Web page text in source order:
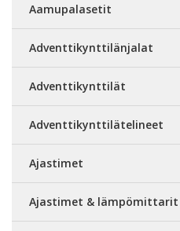
Aamupalasetit
Adventtikynttilänjalat
Adventtikynttilät
Adventtikynttilätelineet
Ajastimet
Ajastimet & lämpömittarit